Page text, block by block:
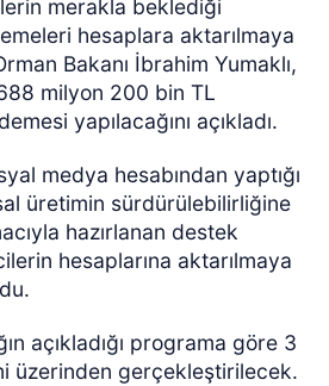
merakla beklediği
hesaplara aktarılmaya
Bakanı İbrahim Yumaklı,
milyon 200 bin TL
yapılacağını açıkladı.
medya hesabından yaptığı
üretimin sürdürülebilirliğine
hazırlanan destek
hesaplarına aktarılmaya
açıkladığı programa göre 3
üzerinden gerçekleştirilecek.